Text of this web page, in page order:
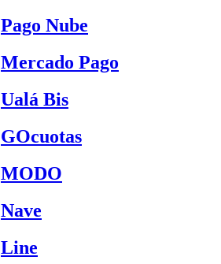
Pago Nube
Mercado Pago
Ualá Bis
GOcuotas
MODO
Nave
Line